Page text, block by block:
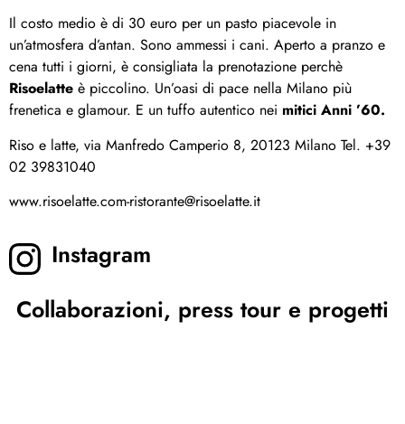
Il costo medio è di 30 euro per un pasto piacevole in
un’atmosfera d’antan. Sono ammessi i cani. Aperto a pranzo e
cena tutti i giorni, è consigliata la prenotazione perchè
Risoelatte è piccolino. Un’oasi di pace nella Milano più
frenetica e glamour. E un tuffo autentico nei mitici Anni ’60.
Riso e latte, via Manfredo Camperio 8, 20123 Milano Tel. +39
02 39831040
www.risoelatte.com-ristorante@risoelatte.it
Instagram
Collaborazioni, press tour e progetti